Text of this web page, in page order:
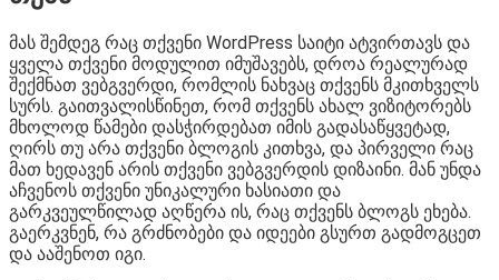
მას შემდეგ რაც თქვენი WordPress საიტი ატვირთავს და
ყველა თქვენი მოდულით იმუშავებს, დროა რეალურად
შექმნათ ვებგვერდი, რომლის ნახვაც თქვენს მკითხველს
სურს. გაითვალისწინეთ, რომ თქვენს ახალ ვიზიტორებს
მხოლოდ წამები დასჭირდებათ იმის გადასაწყვეტად,
ღირს თუ არა თქვენი ბლოგის კითხვა, და პირველი რაც
მათ ხედავენ არის თქვენი ვებგვერდის დიზაინი. მან უნდა
აჩვენოს თქვენი უნიკალური ხასიათი და
გარკვეულწილად აღწერა ის, რაც თქვენს ბლოგს ეხება.
გაერკვნენ, რა გრძნობები და იდეები გსურთ გადმოგცეთ
და ააშენოთ იგი.